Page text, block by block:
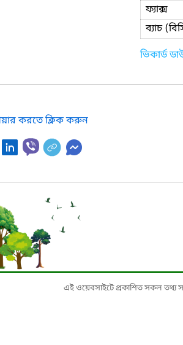
ফ্যাক্স
ব্যাচ
ভিকার্ড
করতে ক্লিক করুন
এই ওয়েবসাইটে প্রকাশিত সকল তথ্য